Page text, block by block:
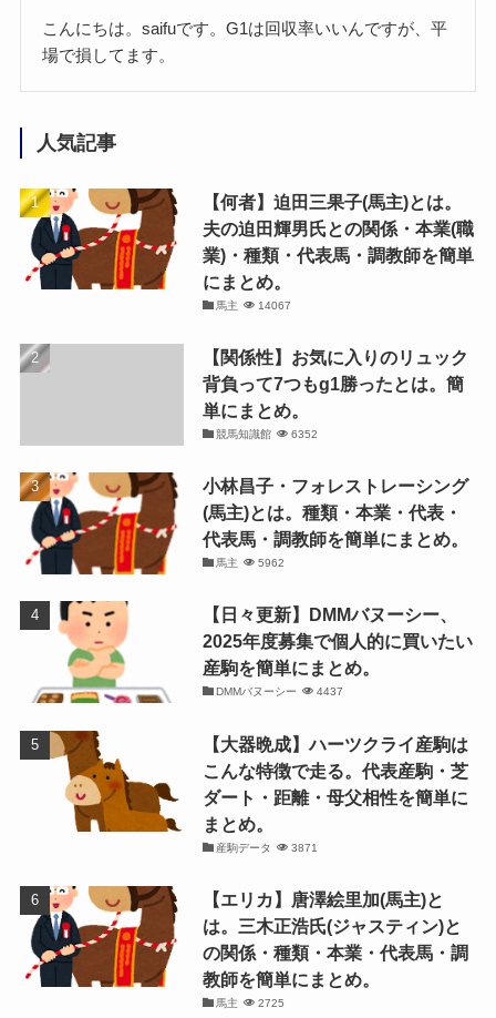
こんにちは。saifuです。G1は回収率いいんですが、平
場で損してます。
人気記事
【何者】迫田三果子(馬主)とは。
夫の迫田輝男氏との関係・本業(職
業)・種類・代表馬・調教師を簡単
にまとめ。
馬主 14067
【関係性】お気に入りのリュック
背負って7つもg1勝ったとは。簡
単にまとめ。
競馬知識館 6352
小林昌子・フォレストレーシング
(馬主)とは。種類・本業・代表・
代表馬・調教師を簡単にまとめ。
馬主 5962
【日々更新】DMMバヌーシー、
2025年度募集で個人的に買いたい
産駒を簡単にまとめ。
DMMバヌーシー 4437
【大器晩成】ハーツクライ産駒は
こんな特徴で走る。代表産駒・芝
ダート・距離・母父相性を簡単に
まとめ。
産駒データ 3871
【エリカ】唐澤絵里加(馬主)と
は。三木正浩氏(ジャスティン)と
の関係・種類・本業・代表馬・調
教師を簡単にまとめ。
馬主 2725